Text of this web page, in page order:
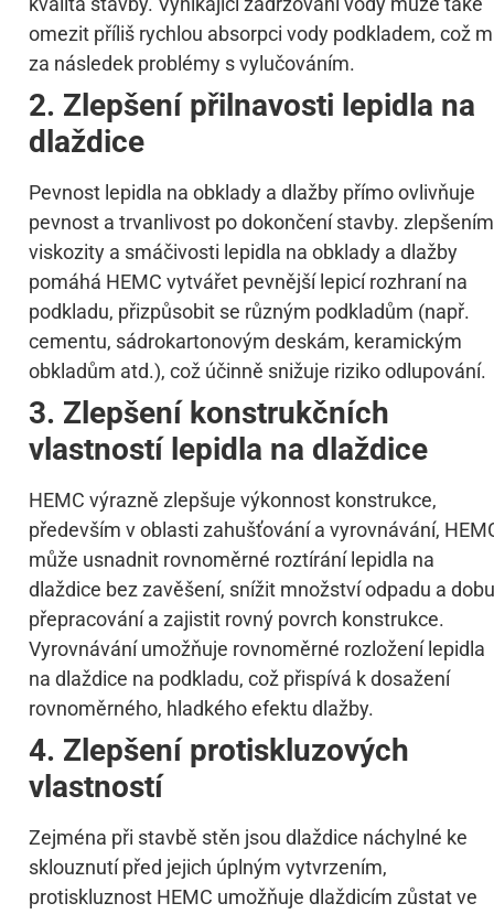
omezit příliš rychlou absorpci vody podkladem, což
za následek problémy s vylučováním.
2. Zlepšení přilnavosti lepidla na
dlaždice
Pevnost lepidla na obklady a dlažby přímo ovlivňuje
pevnost a trvanlivost po dokončení stavby. zlepšením
viskozity a smáčivosti lepidla na obklady a dlažby
pomáhá HEMC vytvářet pevnější lepicí rozhraní na
podkladu, přizpůsobit se různým podkladům (např.
cementu, sádrokartonovým deskám, keramickým
obkladům atd.), což účinně snižuje riziko odlupování.
3. Zlepšení konstrukčních
vlastností lepidla na dlaždice
HEMC výrazně zlepšuje výkonnost konstrukce,
především v oblasti zahušťování a vyrovnávání,
může usnadnit rovnoměrné roztírání lepidla na
dlaždice bez zavěšení, snížit množství odpadu a dobu
přepracování a zajistit rovný povrch konstrukce.
Vyrovnávání umožňuje rovnoměrné rozložení lepidla
na dlaždice na podkladu, což přispívá k dosažení
rovnoměrného, hladkého efektu dlažby.
4. Zlepšení protiskluzových
vlastností
Zejména při stavbě stěn jsou dlaždice náchylné ke
sklouznutí před jejich úplným vytvrzením,
protiskluznost HEMC umožňuje dlaždicím zůstat ve